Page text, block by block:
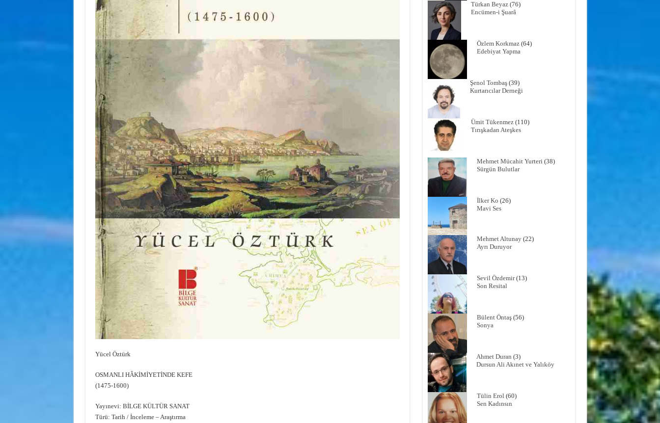
Yücel Öztürk
OSMANLI HÂKİMİYETİNDE KEFE
(1475-1600)
Yayınevi: BİLGE KÜLTÜR SANAT
Türü: Tarih / İnceleme – Araştırma
Türkan Beyaz(76)
Encümen-i Şuarâ
Özlem Korkmaz(64)
Edebiyat Yapma
Şenol Tombaş(39)
Kurtarıcılar Derneği
Ümit Tükenmez(110)
Tırışkadan Ateşkes
Mehmet Mücahit Yurteri(38)
Sürgün Bulutlar
İlker Ko (26)
Mavi Ses
Mehmet Altunay(22)
Ayrı Duruyor
Sevil Özdemir(13)
Son Resital
Bülent Öntaş(56)
Sonya
Ahmet Duran (3)
Dursun Ali Akınet ve Yalıköy
Tülin Erol(60)
Sen Kadınsın